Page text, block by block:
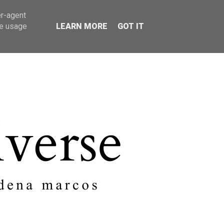
SOBRE MI
agent
usage
LEARN MORE GOT IT